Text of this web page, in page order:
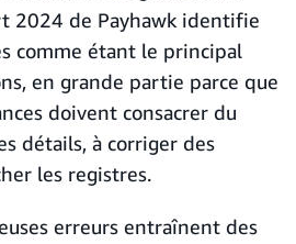
2024 de Payhawk identifie
comme étant le principal
en grande partie parce que
doivent consacrer du
détails, à corriger des
les registres.
erreurs entraînent des